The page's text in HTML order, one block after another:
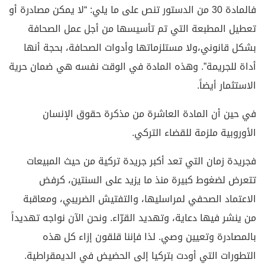
فالمادة 30 من الدستور تنص على ما يلي: “لا يمكن مصادرة أو
تعطيل المطبعة التي تم تأسيسها من أجل عمل الصحافة
بشكل قانوني،ولا مستلزماتها وأدوات الصحافة، بحجة أنها
أداة للجريمة”. وهذه المادة في الوقت نفسه هي ضمان حرية
الاستثمار أيضاً.
في حين أن المادة العاشرة من مذكرة حقوق الإنسان
الأوروبية ملزمة للقضاء التركي.
فجريدة زمان التي تعد أكبر جريدة تركية من حيث المبيعات
تتعرض لضغوط كبيرة منذ ما يزيد على السنتين، كرفض
الاعتماد الصحفي لمراسليها، والتفتيش الضريبي، ومعاقبة
من ينشر فيها دعاية، وتهديد القرّاء. ونحن الآن نواجه تهديداً
بالمصادرة وتعيين وصي. لذا فإننا قلقون إزاء كل هذه
التطورات التي أودت بتركيا إلى الحضيض في الديمقراطية.